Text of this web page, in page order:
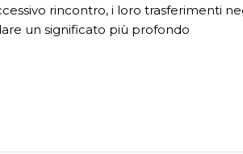
rincontro, i loro trasferimenti
un significato più profondo